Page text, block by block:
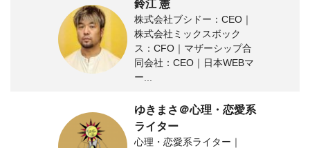
鈴江 憲
株式会社ブシドー：CEO｜
株式会社ミックスボック
ス：CFO｜マザーシップ合
同会社：CEO｜日本WEBマ
ー...
ゆきまさ＠心理・恋愛系
ライター
心理・恋愛系ライター｜